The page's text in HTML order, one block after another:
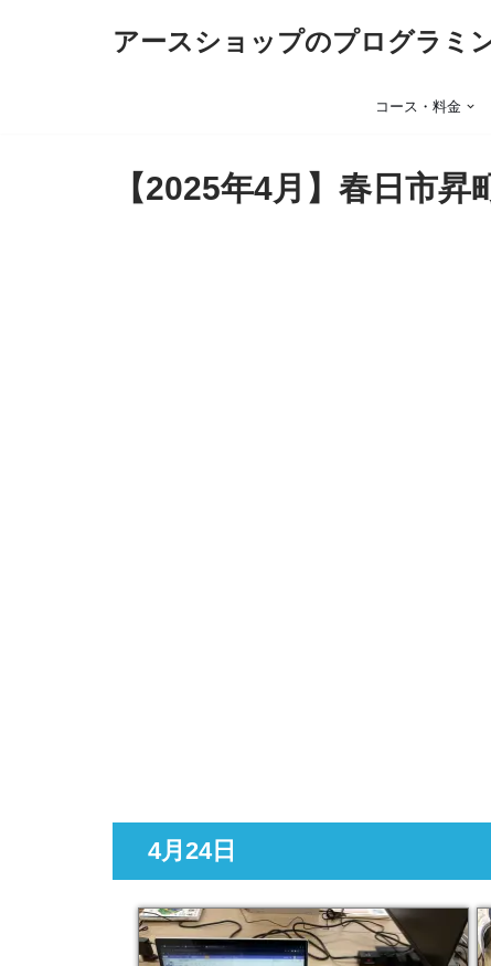
アースショップのプログラミ
コース・料金
【2025年4月】春日市
4月24日